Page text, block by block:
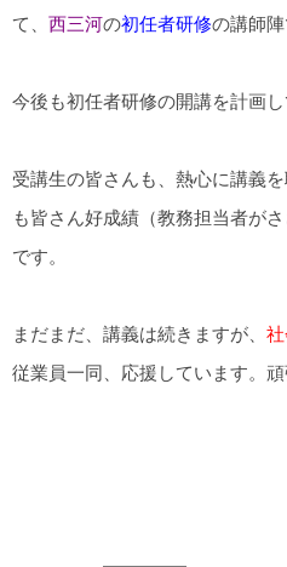
て、 西三河の初任者研修の講師
今後も初任者研修の開講を計画し
受講生の皆さんも、熱心に講義
も皆さん好成績（教務担当者が
です。
まだまだ、講義は続きますが、
従業員一同、応援しています。